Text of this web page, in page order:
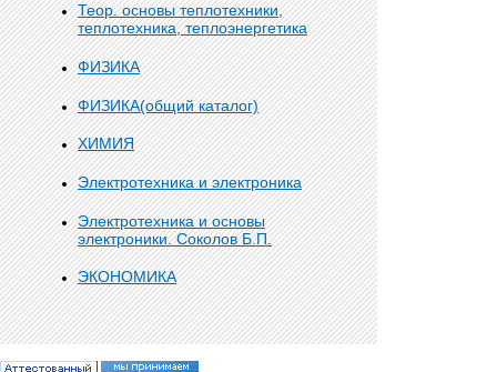
Теор. основы теплотехники,
теплотехника, теплоэнергетика
ФИЗИКА
ФИЗИКА(общий каталог)
ХИМИЯ
Электротехника и электроника
Электротехника и основы
электроники. Соколов Б.П.
ЭКОНОМИКА